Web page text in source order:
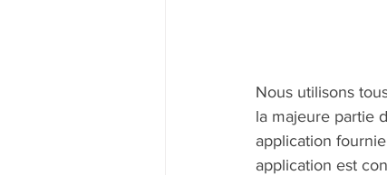
Nous utilisons
la majeure partie
application
application est